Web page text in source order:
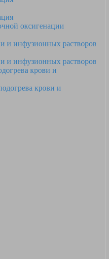
оксигенации
и инфузионных растворов
и инфузионных растворов
крови и
крови и